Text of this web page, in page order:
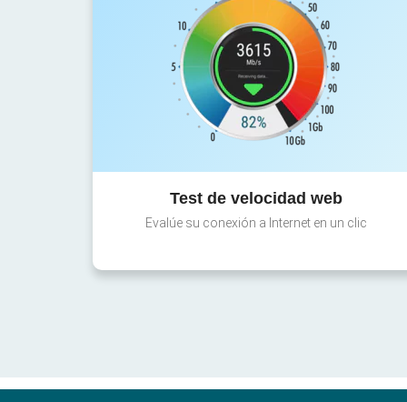
Test de velocidad web
Evalúe su conexión a Internet en un clic